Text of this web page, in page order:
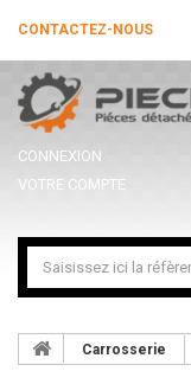
CONTACTEZ-NOUS
CONNEXION
VOTRE COMPTE
Carrosserie